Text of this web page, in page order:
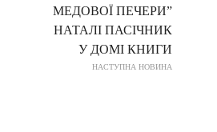
МЕДОВОЇ ПЕЧЕРИ”
НАТАЛІ ПАСІЧНИК
У ДОМІ КНИГИ
НАСТУПНА НОВИНА